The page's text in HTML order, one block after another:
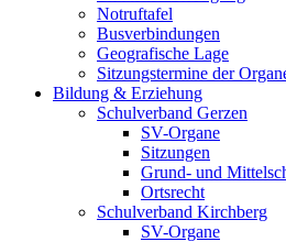
Notruftafel
Busverbindungen
Geografische Lage
Sitzungstermine der
Bildung & Erziehung
Schulverband Gerzen
SV-Organe
Sitzungen
Grund- und
Ortsrecht
Schulverband Kirchberg
SV-Organe